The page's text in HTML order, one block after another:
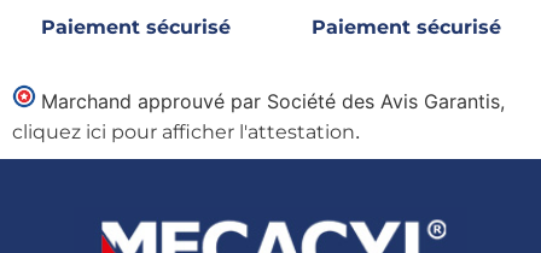
Paiement sécurisé Paiement sécurisé
Marchand approuvé par Société des Avis Garantis,
cliquez ici pour afficher l'attestation.